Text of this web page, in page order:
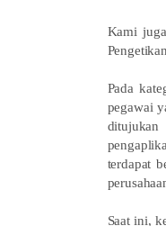
Kami
Pengetikan
Pada
pegawai
terdapat
Saat ini,